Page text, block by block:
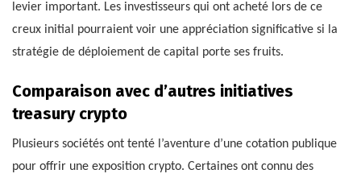
levier important. Les investisseurs qui ont acheté lors de ce
creux initial pourraient voir une appréciation significative si la
stratégie de déploiement de capital porte ses fruits.
Comparaison avec d’autres initiatives
treasury crypto
Plusieurs sociétés ont tenté l’aventure d’une cotation publique
pour offrir une exposition crypto. Certaines ont connu des